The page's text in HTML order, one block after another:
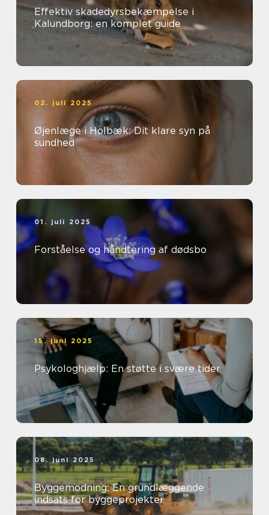
Effektiv skadedyrsbekæmpelse i
Kalundborg: en komplet guide
02. juli 2025
Øjenlæge i Holbæk: Dit klare syn på
sundhed
01. juli 2025
Forståelse og håndtering af dødsbo
15. juni 2025
Psykologhjælp: En støtte i svære tider
08. juni 2025
Byggemodning: En grundlæggende
indsats for byggeprojekter